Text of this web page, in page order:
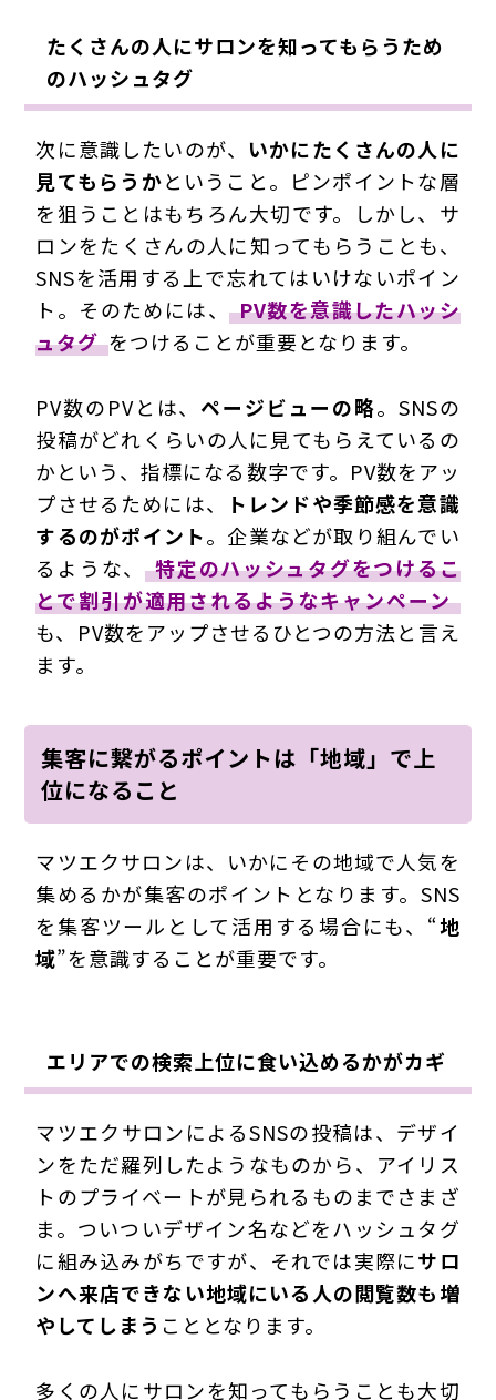
たくさんの人にサロンを知ってもらうため
のハッシュタグ
次に意識したいのが、 いかにたくさんの人に
見てもらうかということ。ピンポイントな層
を狙うことはもちろん大切です。しかし、サ
ロンをたくさんの人に知ってもらうことも、
SNSを活用する上で忘れてはいけないポイン
ト。そのためには、 PV数を意識したハッシ
ュタグ をつけることが重要となります。
PV数のPVとは、 ページビューの略。SNSの
投稿がどれくらいの人に見てもらえているの
かという、指標になる数字です。PV数をアッ
プさせるためには、
トレンドや季節感を意識
するのがポイント。企業などが取り組んでい
るような、 特定のハッシュタグをつけるこ
とで割引が適用されるようなキャンペーン
も、PV数をアップさせるひとつの方法と言え
ます。
集客に繋がるポイントは「地域」で上
位になること
マツエクサロンは、いかにその地域で人気を
集めるかが集客のポイントとなります。SNS
を集客ツールとして活用する場合にも、“地
域”を意識することが重要です。
エリアでの検索上位に食い込めるかがカギ
マツエクサロンによるSNSの投稿は、デザイ
ンをただ羅列したようなものから、アイリス
トのプライベートが見られるものまでさまざ
ま。ついついデザイン名などをハッシュタグ
に組み込みがちですが、それでは実際にサロ
ンへ来店できない地域にいる人の閲覧数も増
やしてしまう こととなります。
多くの人にサロンを知ってもらうことも大切